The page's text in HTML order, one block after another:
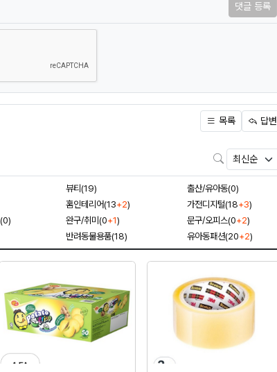
댓글 등록
목록 답변
검색
뷰티(19)
출산/유아동(0)
홈인테리어(13+2) 가전디지털(18+3)
완구/취미(0+1) 문구/오피스(0+2)
반려동물용품(18) 유아동패션(20+2)